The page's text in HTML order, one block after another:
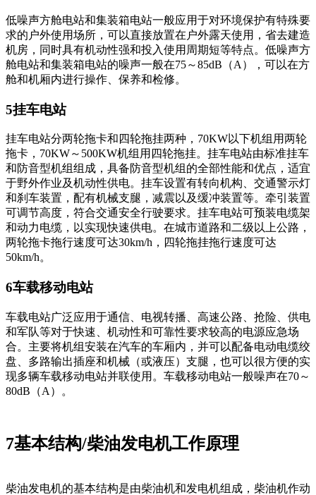
低噪声方舱电站和集装箱电站一般应用于对环境保护有特殊要
求的户外使用场所，可以直接放置在户外露天使用，省去建造
机房，同时具有机动性强和投入使用周期短等特点。低噪声方
舱电站和集装箱电站的噪声一般在75～85dB（A），可以在方
舱和机厢内进行操作、保养和检修。
5挂车电站
挂车电站分两轮拖卡和四轮拖挂两种，70KW以下机组用两轮
拖卡，70KW～500KW机组用四轮拖挂。挂车电站由标准挂车
和防音型机组组成，具备防音型机组的全部性能和优点，适宜
于野外作业及机动性供电。挂车设置有转向机构、交通警示灯
和刹车装置，配有机械支腿，减震以及缓冲装置等。牵引装置
可调节高度，符合交通安全行驶要求。挂车电站可预装电缆架
和动力电缆，以实现快速供电。在城市道路和二级以上公路，
两轮拖卡拖行速度可达30km/h，四轮拖挂拖行速度可达
50km/h。
6车载移动电站
车载电站广泛应用于通信、电视转播、高速公路、抢险、供电
和军队等对于快速、机动性和可靠性要求较高的电源应急场
合。主要将机组安装在汽车的车厢内，并可以配备电动电缆绞
盘、多路输出插座和机械（或液压）支腿，也可以很方便的实
现多辆车载移动电站并联使用。车载移动电站一般噪声在70～
80dB（A）。
7基本结构/柴油发电机工作原理
柴油发电机的基本结构是由柴油机和发电机组成，柴油机作动